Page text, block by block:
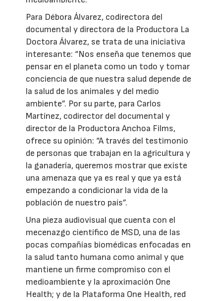
Para Débora Álvarez, codirectora del
documental y directora de la Productora La
Doctora Álvarez, se trata de una iniciativa
interesante: “Nos enseña que tenemos que
pensar en el planeta como un todo y tomar
conciencia de que nuestra salud depende de
la salud de los animales y del medio
ambiente”. Por su parte, para Carlos
Martínez, codirector del documental y
director de la Productora Anchoa Films,
ofrece su opinión: “A través del testimonio
de personas que trabajan en la agricultura y
la ganadería, queremos mostrar que existe
una amenaza que ya es real y que ya está
empezando a condicionar la vida de la
población de nuestro país”.
Una pieza audiovisual que cuenta con el
mecenazgo científico de MSD, una de las
pocas compañías biomédicas enfocadas en
la salud tanto humana como animal y que
mantiene un firme compromiso con el
medioambiente y la aproximación One
Health; y de la Plataforma One Health, red